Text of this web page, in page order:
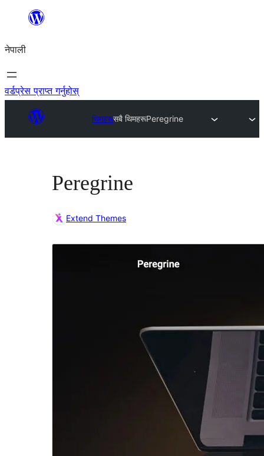
सामग्रीमा
नेपाली
वर्डप्रेस प्राप्त गर्नुहोस्
थिमहरूसबै थिमहरूPeregrine
Peregrine
Extend Themes